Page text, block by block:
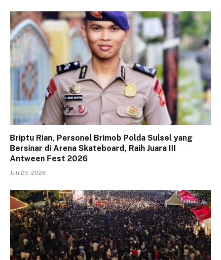
Briptu Rian, Personel Brimob Polda Sulsel yang
Bersinar di Arena Skateboard, Raih Juara III
Antween Fest 2026
Juli 29, 2026